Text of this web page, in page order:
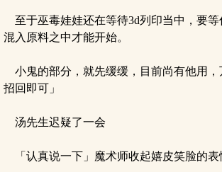
至于巫毒娃娃还在等待3d列印当中，要等
混入原料之中才能开始。
小鬼的部分，就先缓缓，目前尚有他用，
招回即可」
汤先生迟疑了一会
「认真说一下」魔术师收起嬉皮笑脸的表